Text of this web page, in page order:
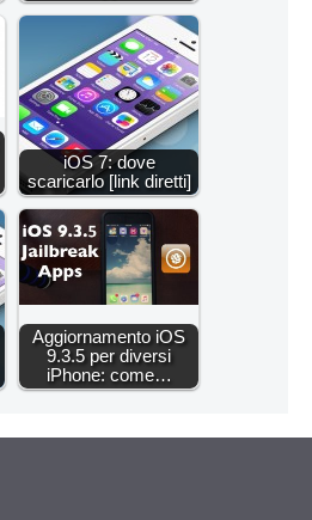
iOS 7: dove
scaricarlo [link diretti]
Aggiornamento iOS
9.3.5 per diversi
iPhone: come…